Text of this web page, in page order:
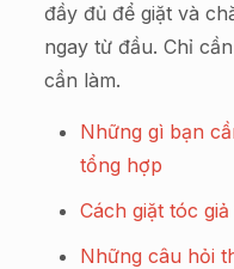
đầy đủ để giặt và
ngay từ đầu. Chỉ
cần làm.
Những gì bạn
tổng hợp
Cách giặt tóc
Những câu hỏi